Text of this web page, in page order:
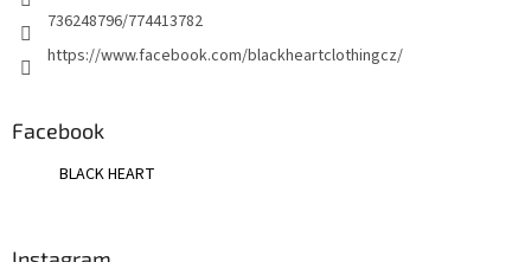
736248796/774413782
https://www.facebook.com/blackheartclothingcz/
Facebook
BLACK HEART